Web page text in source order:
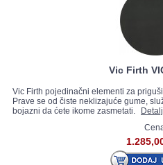
Vic Firth
Vic Firth pojedinačni elementi za
Prave se od čiste neklizajuće gume,
bojazni da ćete ikome zasmetati.